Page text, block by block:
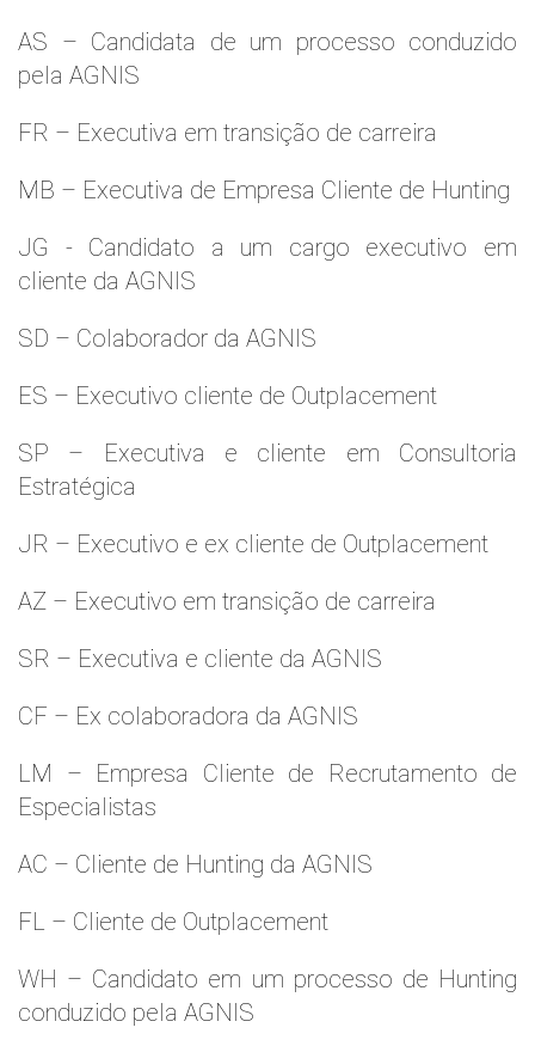
AS – Candidata de um processo conduzido
pela AGNIS
FR – Executiva em transição de carreira
MB – Executiva de Empresa Cliente de Hunting
JG - Candidato a um cargo executivo em
cliente da AGNIS
SD – Colaborador da AGNIS
ES – Executivo cliente de Outplacement
SP – Executiva e cliente em Consultoria
Estratégica
JR – Executivo e ex cliente de Outplacement
AZ – Executivo em transição de carreira
SR – Executiva e cliente da AGNIS
CF – Ex colaboradora da AGNIS
LM – Empresa Cliente de Recrutamento de
Especialistas
AC – Cliente de Hunting da AGNIS
FL – Cliente de Outplacement
WH – Candidato em um processo de Hunting
conduzido pela AGNIS